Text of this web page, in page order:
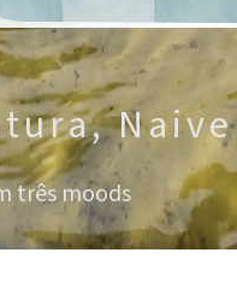
Naive
três moods